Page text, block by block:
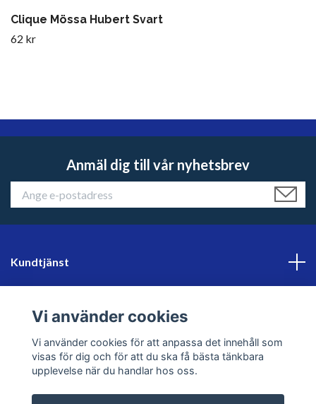
Clique Mössa Hubert Svart
62 kr
Anmäl dig till vår nyhetsbrev
Kundtjänst
Sociala medier
Vi använder cookies
Vi använder cookies för att anpassa det innehåll som
visas för dig och för att du ska få bästa tänkbara
upplevelse när du handlar hos oss.